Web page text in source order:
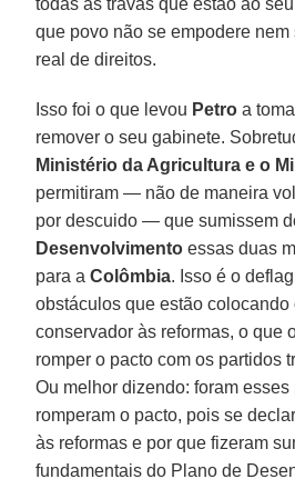
que povo não se empodere
real de direitos.
Isso foi o que levou Petro a
remover o seu gabinete.
Ministério da Agricultura e o
permitiram — não de maneira
por descuido — que sumissem
Desenvolvimento essas duas
para aColômbia. Isso é o
obstáculos que estão colocando
conservador às reformas, o que
romper o pacto com os partidos
Ou melhor dizendo: foram
romperam o pacto, pois se
às reformas e por que fizeram
fundamentais do Plano de